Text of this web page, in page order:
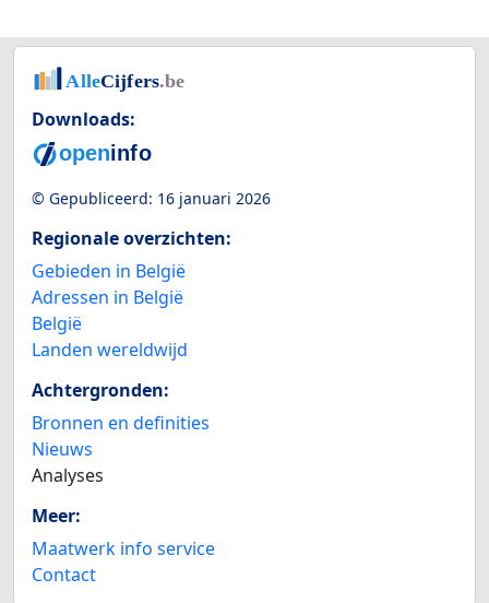
Downloads:
© Gepubliceerd: 16 januari 2026
Regionale overzichten:
Gebieden in België
Adressen in België
België
Landen wereldwijd
Achtergronden:
Bronnen en definities
Nieuws
Analyses
Meer:
Maatwerk info service
Contact